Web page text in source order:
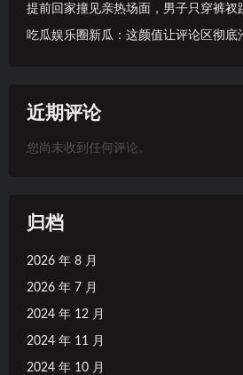
提前回家撞见亲热场面，男子只穿裤衩
吃瓜娱乐圈新瓜：这颜值让评论区彻底
近期评论
您尚未收到任何评论。
归档
2026 年 8 月
2026 年 7 月
2024 年 12 月
2024 年 11 月
2024 年 10 月